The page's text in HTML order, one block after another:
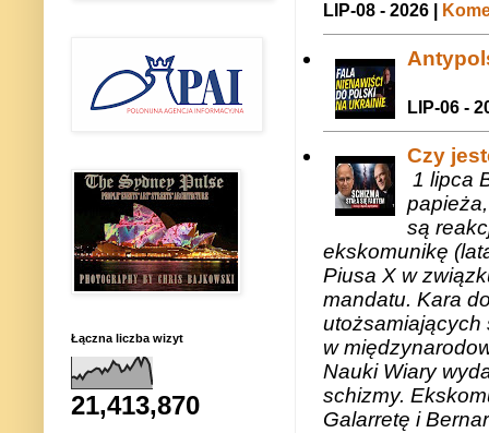
LIP-08 - 2026 |
LIP-06 -
Czy
1 lipca
są
ekskomunikę
Piusa X w
mandatu. Kara
utożsamiających
w
Nauki Wiary
schizmy.
Galarretę i
Łączna liczba wizyt
21,413,870